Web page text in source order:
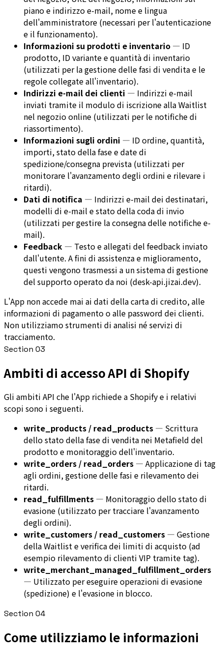
piano e indirizzo e-mail, nome e lingua
dell'amministratore (necessari per l'autenticazione
e il funzionamento).
Informazioni su prodotti e inventario — ID
prodotto, ID variante e quantità di inventario
(utilizzati per la gestione delle fasi di vendita e le
regole collegate all'inventario).
Indirizzi e-mail dei clienti — Indirizzi e-mail
inviati tramite il modulo di iscrizione alla Waitlist
nel negozio online (utilizzati per le notifiche di
riassortimento).
Informazioni sugli ordini — ID ordine, quantità,
importi, stato della fase e date di
spedizione/consegna prevista (utilizzati per
monitorare l'avanzamento degli ordini e rilevare i
ritardi).
Dati di notifica — Indirizzi e-mail dei destinatari,
modelli di e-mail e stato della coda di invio
(utilizzati per gestire la consegna delle notifiche e-
mail).
Feedback — Testo e allegati del feedback inviato
dall'utente. A fini di assistenza e miglioramento,
questi vengono trasmessi a un sistema di gestione
del supporto operato da noi (desk-api.jizai.dev).
L'App non accede mai ai dati della carta di credito, alle
informazioni di pagamento o alle password dei clienti.
Non utilizziamo strumenti di analisi né servizi di
tracciamento.
Section 03
Ambiti di accesso API di Shopify
Gli ambiti API che l'App richiede a Shopify e i relativi
scopi sono i seguenti.
write_products / read_products — Scrittura
dello stato della fase di vendita nei Metafield del
prodotto e monitoraggio dell'inventario.
write_orders / read_orders — Applicazione di tag
agli ordini, gestione delle fasi e rilevamento dei
ritardi.
read_fulfillments — Monitoraggio dello stato di
evasione (utilizzato per tracciare l'avanzamento
degli ordini).
write_customers / read_customers — Gestione
della Waitlist e verifica dei limiti di acquisto (ad
esempio rilevamento di clienti VIP tramite tag).
write_merchant_managed_fulfillment_orders
— Utilizzato per eseguire operazioni di evasione
(spedizione) e l'evasione in blocco.
Section 04
Come utilizziamo le informazioni